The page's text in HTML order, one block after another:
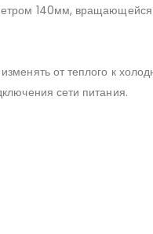
140мм,
от теплого к
сети питания.